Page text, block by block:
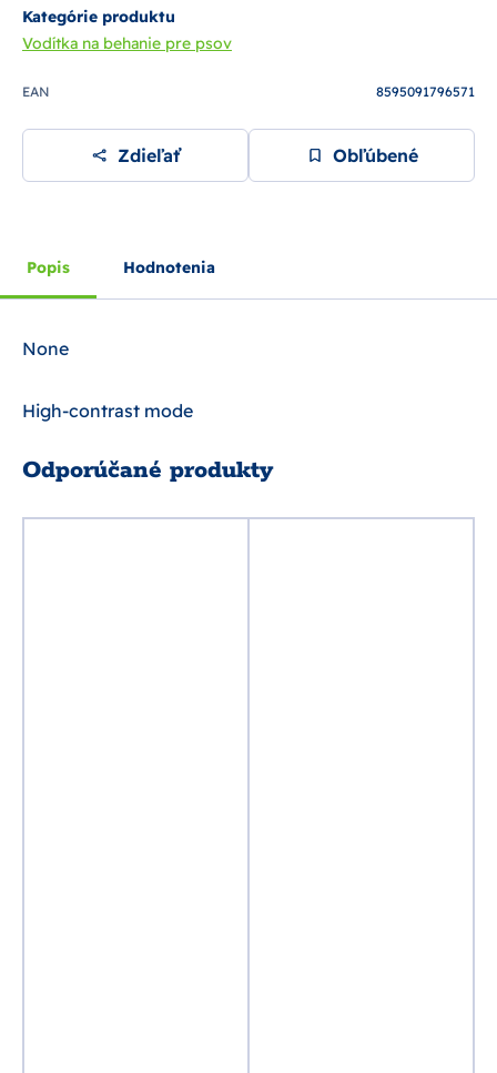
Kategórie produktu
Vodítka na behanie pre psov
EAN 8595091796571
Zdieľať Obľúbené
Popis Hodnotenia
None
High-contrast mode
Odporúčané produkty